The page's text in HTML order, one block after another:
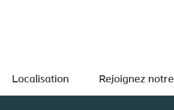
Localisation Rejoignez